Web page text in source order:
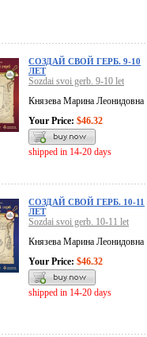
СОЗДАЙ СВОЙ ГЕРБ. 9-10
ЛЕТ
Sozdai svoi gerb. 9-10 let
Князева Марина Леонидовна
Your Price: $46.32
shipped in 14-20 days
СОЗДАЙ СВОЙ ГЕРБ. 10-11
ЛЕТ
Sozdai svoi gerb. 10-11 let
Князева Марина Леонидовна
Your Price: $46.32
shipped in 14-20 days